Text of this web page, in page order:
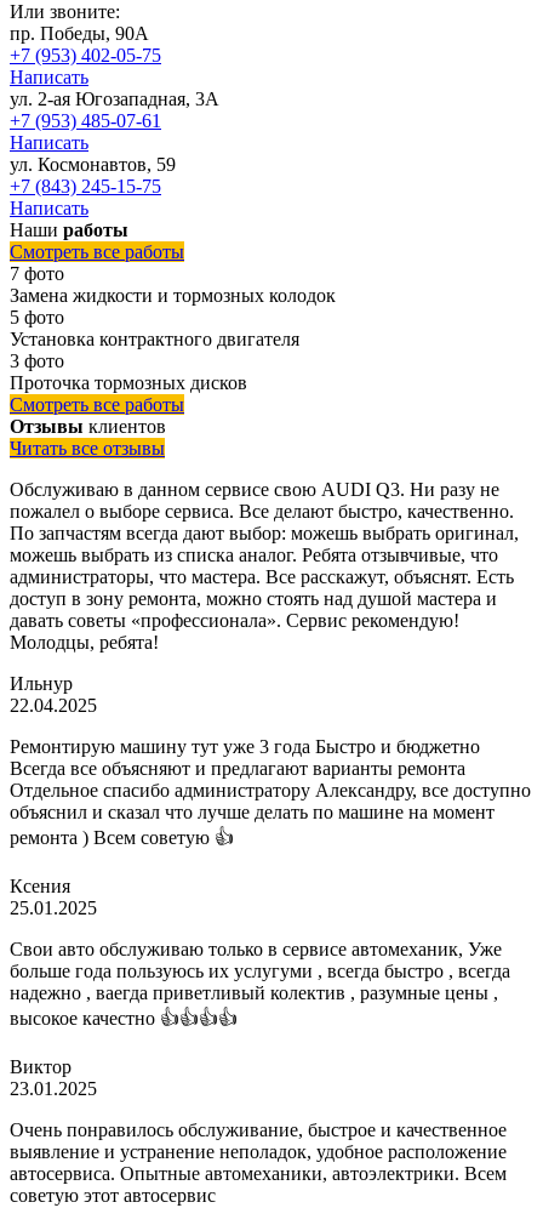
Или звоните:
пр. Победы, 90А
+7 (953) 402-05-75
Написать
ул. 2-ая Югозападная, 3А
+7 (953) 485-07-61
Написать
ул. Космонавтов, 59
+7 (843) 245-15-75
Написать
Наши работы
Смотреть все работы
7 фото
Замена жидкости и тормозных колодок
5 фото
Установка контрактного двигателя
3 фото
Проточка тормозных дисков
Смотреть все работы
Отзывы клиентов
Читать все отзывы
Обслуживаю в данном сервисе свою AUDI Q3. Ни разу не
пожалел о выборе сервиса. Все делают быстро, качественно.
По запчастям всегда дают выбор: можешь выбрать оригинал,
можешь выбрать из списка аналог. Ребята отзывчивые, что
администраторы, что мастера. Все расскажут, объяснят. Есть
доступ в зону ремонта, можно стоять над душой мастера и
давать советы «профессионала». Сервис рекомендую!
Молодцы, ребята!
Ильнур
22.04.2025
Ремонтирую машину тут уже 3 года Быстро и бюджетно
Всегда все объясняют и предлагают варианты ремонта
Отдельное спасибо администратору Александру, все доступно
объяснил и сказал что лучше делать по машине на момент
ремонта ) Всем советую 👍
Ксения
25.01.2025
Свои авто обслуживаю только в сервисе автомеханик, Уже
больше года пользуюсь их услугуми , всегда быстро , всегда
надежно , ваегда приветливый колектив , разумные цены ,
высокое качестно 👍👍👍👍
Виктор
23.01.2025
Очень понравилось обслуживание, быстрое и качественное
выявление и устранение неполадок, удобное расположение
автосервиса. Опытные автомеханики, автоэлектрики. Всем
советую этот автосервис